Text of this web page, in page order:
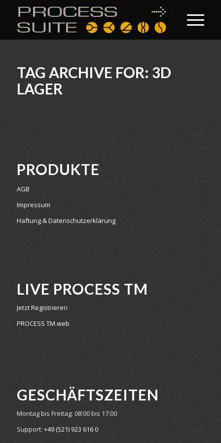
TAG ARCHIVE FOR: 3D
LAGER
PRODUKTE
AGB
Impressum
Haftung & Datenschutzerklärung
LIVE PROCESS TM
Jetzt Registrieren
PROCESS TM web
GESCHÄFTS­ZEITEN
Montag bis Freitag: 08:00 bis 17:00
Support: +49 (521) 923 616 0